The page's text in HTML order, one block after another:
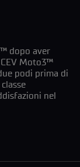
dopo aver
Moto3™
podi prima di
nel